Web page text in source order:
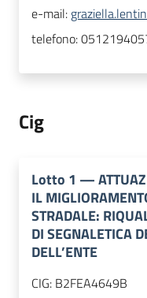
e-mail:
telefono:
Cig
Lotto 1 —
IL
STRADALE:
DI SEGNALETICA
DELL’ENTE
CIG: B2FEA4649B